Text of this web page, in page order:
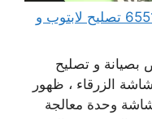
مهندس كمبيوتر النويصيب 65511033 تصليح لابتوب و
بصيانة و تصليح
الزرقاء ، ظهور
وحدة معالجة